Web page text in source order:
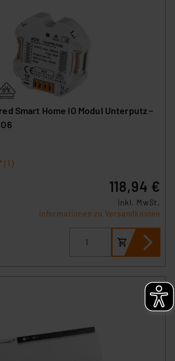
Smart Home IO Modul Unterputz –
(1)
118,94 €
inkl. MwSt.
Informationen zu Versandkosten